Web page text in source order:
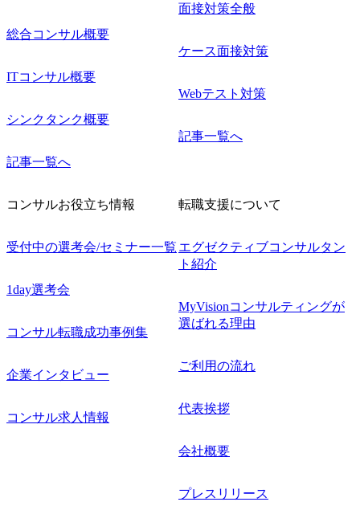
総合コンサル概要
ITコンサル概要
シンクタンク概要
記事一覧へ
面接対策全般
ケース面接対策
Webテスト対策
記事一覧へ
コンサルお役立ち情報
受付中の選考会/セミナー一覧
1day選考会
コンサル転職成功事例集
企業インタビュー
コンサル求人情報
転職支援について
エグゼクティブコンサルタン
ト紹介
MyVisionコンサルティングが
選ばれる理由
ご利用の流れ
代表挨拶
会社概要
プレスリリース